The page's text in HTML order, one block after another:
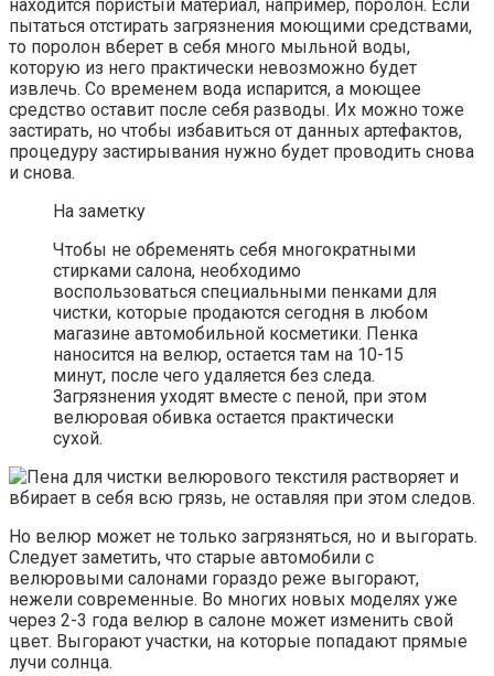
находится пористый материал, например, поролон. Если
пытаться отстирать загрязнения моющими средствами,
то поролон вберет в себя много мыльной воды,
которую из него практически невозможно будет
извлечь. Со временем вода испарится, а моющее
средство оставит после себя разводы. Их можно тоже
застирать, но чтобы избавиться от данных артефактов,
процедуру застирывания нужно будет проводить снова
и снова.
На заметку
Чтобы не обременять себя многократными
стирками салона, необходимо
воспользоваться специальными пенками для
чистки, которые продаются сегодня в любом
магазине автомобильной косметики. Пенка
наносится на велюр, остается там на 10-15
минут, после чего удаляется без следа.
Загрязнения уходят вместе с пеной, при этом
велюровая обивка остается практически
сухой.
Но велюр может не только загрязняться, но и выгорать.
Следует заметить, что старые автомобили с
велюровыми салонами гораздо реже выгорают,
нежели современные. Во многих новых моделях уже
через 2-3 года велюр в салоне может изменить свой
цвет. Выгорают участки, на которые попадают прямые
лучи солнца.